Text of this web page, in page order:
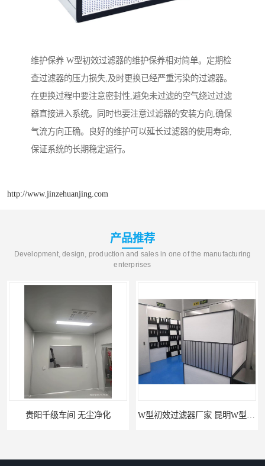
维护保养 W型初效过滤器的维护保养相对简单。定期检
查过滤器的压力损失,及时更换已经严重污染的过滤器。
在更换过程中要注意密封性,避免未过滤的空气绕过过滤
器直接进入系统。同时也要注意过滤器的安装方向,确保
气流方向正确。良好的维护可以延长过滤器的使用寿命,
保证系统的长期稳定运行。
http://www.jinzehuanjing.com
产品推荐
Development, design, production and sales in one of the manufacturing
enterprises
贵阳千级车间 无尘净化